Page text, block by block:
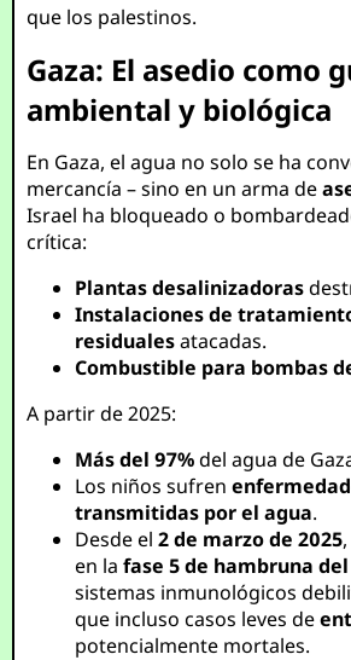
que los palestinos.
Gaza: El asedio como
ambiental y biológica
En Gaza, el agua no solo se ha
mercancía – sino en un arma de
Israel ha bloqueado o
crítica:
Plantas desalinizadoras
Instalaciones de
residualesatacadas.
Combustible para bombas
A partir de 2025:
Más del 97%del agua de
Los niños sufren
transmitidas por el agua.
Desde el2 de marzo de 2025
en lafase 5 de hambruna del
sistemas inmunológicos
que incluso casos leves de
potencialmente mortales.